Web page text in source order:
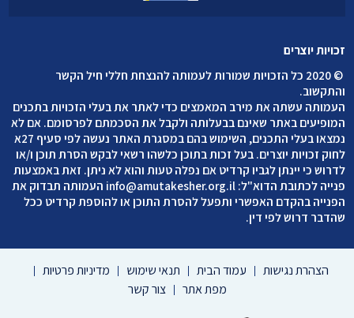
זכויות יוצרים
©
2020 כל הזכויות שמורות לעמותה להנצחת חללי חיל הקשר
והתקשוב.
העמותה עשתה את מירב המאמצים כדי לאתר את בעלי הזכויות בתכנים
המופיעים באתר שאינם בבעלותה ולקבל את הסכמתם לפרסומם. אם לא
נמצאו בעלי התכנים, השימוש בהם במסגרת האתר נעשה לפי סעיף 27א
לחוק זכויות יוצרים. בעל זכות בתוכן כלשהו רשאי לבקש הסרת תוכן ו/או
לדרוש כי יינתן לגביו קרדיט אם נפלה טעות והוא לא ניתן. זאת באמצעות
פנייה לכתובת הדוא"ל: info@amutakesher.org.il העמותה תבדוק את
הפנייה בהקדם האפשרי ותפעל להסרת התוכן או להוספת קרדיט ככל
שהדבר דרוש לפי דין.
הצהרת נגישות עמוד הבית תנאי שימוש
מדיניות פרטיות
מפת אתר
צור קשר